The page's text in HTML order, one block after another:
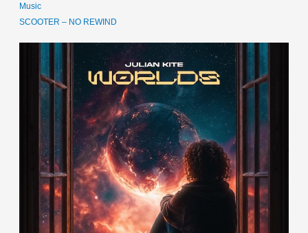
Music
SCOOTER – NO REWIND